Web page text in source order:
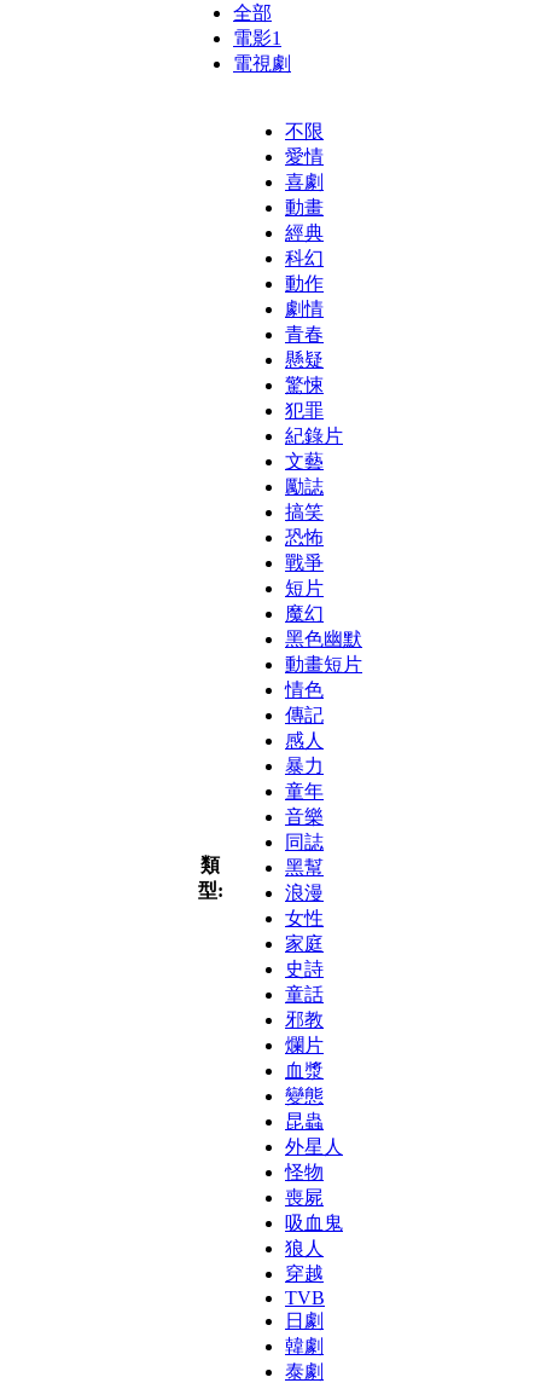
全部
電影1
電視劇
類
型:
不限
愛情
喜劇
動畫
經典
科幻
動作
劇情
青春
懸疑
驚悚
犯罪
紀錄片
文藝
勵誌
搞笑
恐怖
戰爭
短片
魔幻
黑色幽默
動畫短片
情色
傳記
感人
暴力
童年
音樂
同誌
黑幫
浪漫
女性
家庭
史詩
童話
邪教
爛片
血漿
變態
昆蟲
外星人
怪物
喪屍
吸血鬼
狼人
穿越
TVB
日劇
韓劇
泰劇